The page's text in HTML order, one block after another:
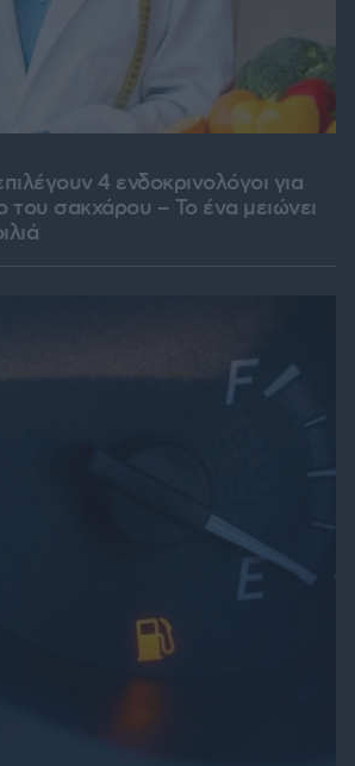
4 ενδοκρινολόγοι για
του σακχάρου – Το ένα μειώνει